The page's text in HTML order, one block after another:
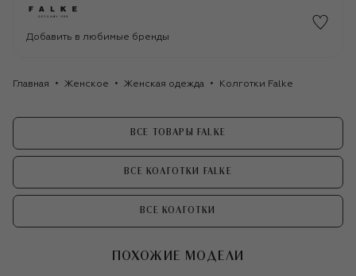
Добавить в любимые бренды
Главная Женское Женская одежда Колготки Falke
ВСЕ ТОВАРЫ FALKE
ВСЕ КОЛГОТКИ FALKE
ВСЕ КОЛГОТКИ
ПОХОЖИЕ МОДЕЛИ